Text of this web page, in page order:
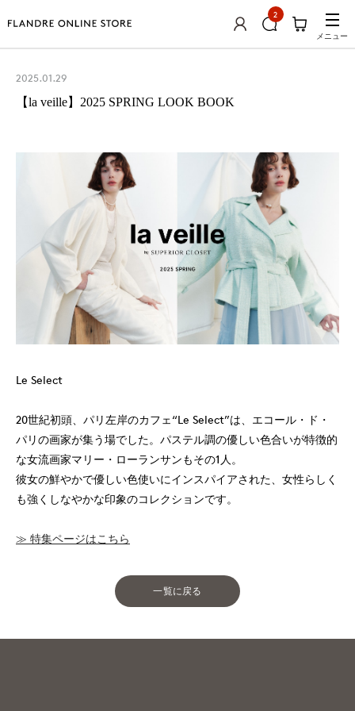
2
メニュー
2025.01.29
【la veille】2025 SPRING LOOK BOOK
Le Select
20世紀初頭、パリ左岸のカフェ“Le Select”は、エコール・ド・
パリの画家が集う場でした。パステル調の優しい色合いが特徴的
な女流画家マリー・ローランサンもその1人。
彼女の鮮やかで優しい色使いにインスパイアされた、女性らしく
も強くしなやかな印象のコレクションです。
≫ 特集ページはこちら
一覧に戻る